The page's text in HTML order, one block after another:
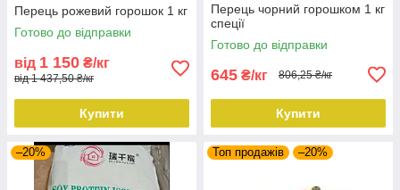
Перець рожевий горошок 1 кг
Готово до відправки
від 1 150 ₴/кг
від 1 437,50 ₴/кг
Купити
Перець чорний горошком 1 кг
спеції
Готово до відправки
645 ₴/кг 806,25 ₴/кг
Купити
–20% Топ продажів –20%